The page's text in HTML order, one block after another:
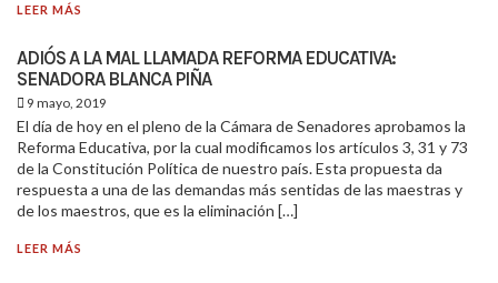
LEER MÁS
ADIÓS A LA MAL LLAMADA REFORMA EDUCATIVA:
SENADORA BLANCA PIÑA
9 mayo, 2019
El día de hoy en el pleno de la Cámara de Senadores aprobamos la
Reforma Educativa, por la cual modificamos los artículos 3, 31 y 73
de la Constitución Política de nuestro país. Esta propuesta da
respuesta a una de las demandas más sentidas de las maestras y
de los maestros, que es la eliminación […]
LEER MÁS